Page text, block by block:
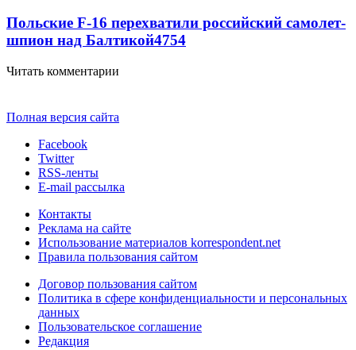
Польские F-16 перехватили российский самолет-
шпион над Балтикой4754
Читать комментарии
Полная версия сайта
Facebook
Twitter
RSS-ленты
E-mail рассылка
Контакты
Реклама на сайте
Использование материалов korrespondent.net
Правила пользования сайтом
Договор пользования сайтом
Политика в сфере конфиденциальности и персональных
данных
Пользовательское соглашение
Редакция